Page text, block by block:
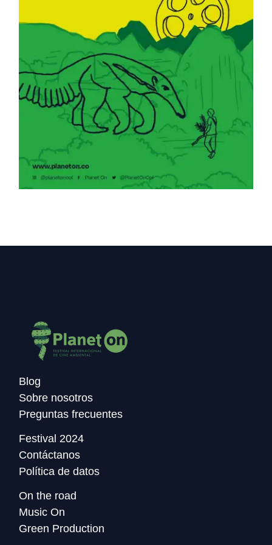
Blog
Sobre nosotros
Preguntas frecuentes
Festival 2024
Contáctanos
Política de datos
On the road
Music On
Green Production